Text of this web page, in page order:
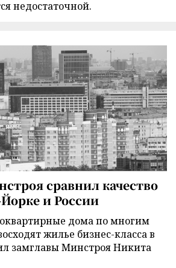
недостаточной.
сравнил качество
и России
дома по многим
жилье бизнес-класса в
замглавы Минстроя Никита